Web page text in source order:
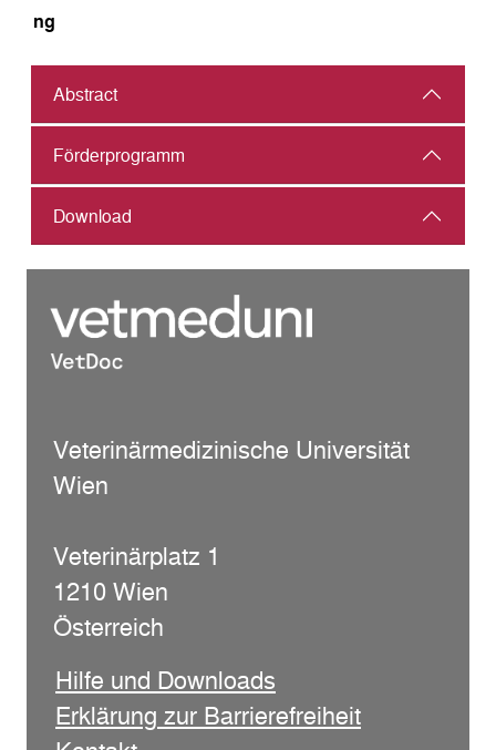
ng
Abstract
Förderprogramm
Download
Veterinärmedizinische Universität
Wien
Veterinärplatz 1
1210 Wien
Österreich
Hilfe und Downloads
Erklärung zur Barrierefreiheit